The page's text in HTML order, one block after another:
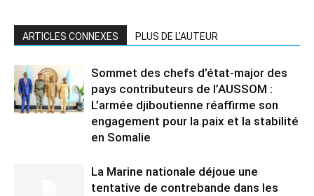
ARTICLES CONNEXES PLUS DE L'AUTEUR
Sommet des chefs d’état-major des
pays contributeurs de l’AUSSOM :
L’armée djiboutienne réaffirme son
engagement pour la paix et la stabilité
en Somalie
La Marine nationale déjoue une
tentative de contrebande dans les